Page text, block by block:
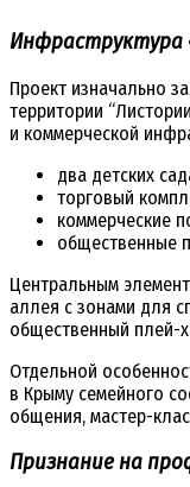
Инфраструктура
Проект изначально
территории
и коммерческой
два детских
торговый
коммерческие
общественные
Центральным
аллея с зонами для
общественный плей-
Отдельной
в Крыму семейного
общения, мастер-
Признание на